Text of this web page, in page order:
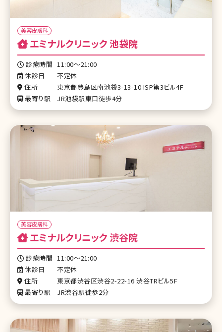
美容皮膚科
エミナルクリニック 池袋院
診療時間 11:00～21:00
休診日
不定休
住所
東京都豊島区南池袋3-13-10 ISP第3ビル4F
最寄り駅
JR池袋駅東口徒歩4分
美容皮膚科
エミナルクリニック 渋谷院
診療時間 11:00～21:00
休診日
不定休
住所
東京都渋谷区渋谷2-22-16 渋谷TRビル5F
最寄り駅
JR渋谷駅徒歩2分